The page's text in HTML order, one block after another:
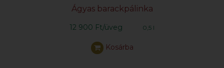
Ágyas barackpálinka
12 900 Ft/üveg 0,5 l
Kosárba